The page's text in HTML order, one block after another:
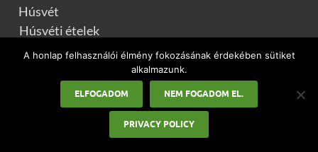
Húsvét
Húsvéti ételek
Húsvéti ebéd ötletek
Húsvéti húsos receptek
Húsvéti levesek
Húsvéti meleg ételek
A honlap felhasználói élmény fokozásának érdekében sütiket
alkalmazunk.
ELFOGADOM NEM FOGADOM EL.
PRIVACY POLICY